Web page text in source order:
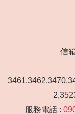
處於高關懷狀態
其無法獲得穩定
性別：以彰化縣
轉介需知：按照
轉介，並經由學
及其監護人面談
信
服務電話 :